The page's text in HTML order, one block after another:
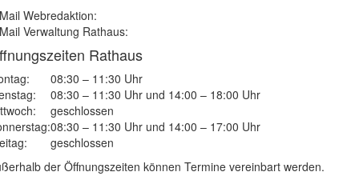
Webredaktion:
Verwaltung Rathaus:
Rathaus
08:30 – 11:30 Uhr
08:30 – 11:30 Uhr und 14:00 – 18:00 Uhr
geschlossen
08:30 – 11:30 Uhr und 14:00 – 17:00 Uhr
geschlossen
der Öffnungszeiten können Termine vereinbart werden.